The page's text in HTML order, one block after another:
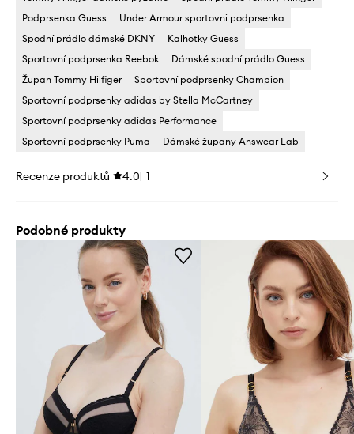
Podprsenka Guess
Under Armour sportovni podprsenka
Spodní prádlo dámské DKNY
Kalhotky Guess
Sportovní podprsenka Reebok
Dámské spodní prádlo Guess
Župan Tommy Hilfiger
Sportovní podprsenky Champion
Sportovní podprsenky adidas by Stella McCartney
Sportovní podprsenky adidas Performance
Sportovní podprsenky Puma
Dámské župany Answear Lab
Recenze produktů 4.0 1
Podobné produkty